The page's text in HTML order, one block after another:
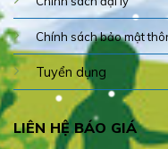
Chính sách bảo mật
Tuyển dụng
LIÊN HỆ BÁO GIÁ